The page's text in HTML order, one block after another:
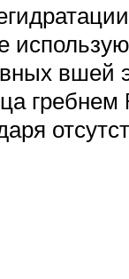
вшей
гребнем